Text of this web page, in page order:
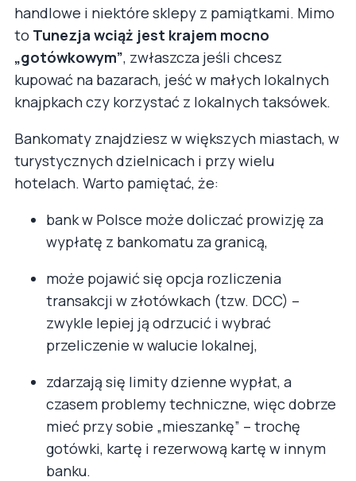
handlowe i niektóre sklepy z pamiątkami. Mimo
to Tunezja wciąż jest krajem mocno
„gotówkowym”, zwłaszcza jeśli chcesz
kupować na bazarach, jeść w małych lokalnych
knajpkach czy korzystać z lokalnych taksówek.
Bankomaty znajdziesz w większych miastach, w
turystycznych dzielnicach i przy wielu
hotelach. Warto pamiętać, że:
bank w Polsce może doliczać prowizję za
wypłatę z bankomatu za granicą,
może pojawić się opcja rozliczenia
transakcji w złotówkach (tzw. DCC) –
zwykle lepiej ją odrzucić i wybrać
przeliczenie w walucie lokalnej,
zdarzają się limity dzienne wypłat, a
czasem problemy techniczne, więc dobrze
mieć przy sobie „mieszankę” – trochę
gotówki, kartę i rezerwową kartę w innym
banku.